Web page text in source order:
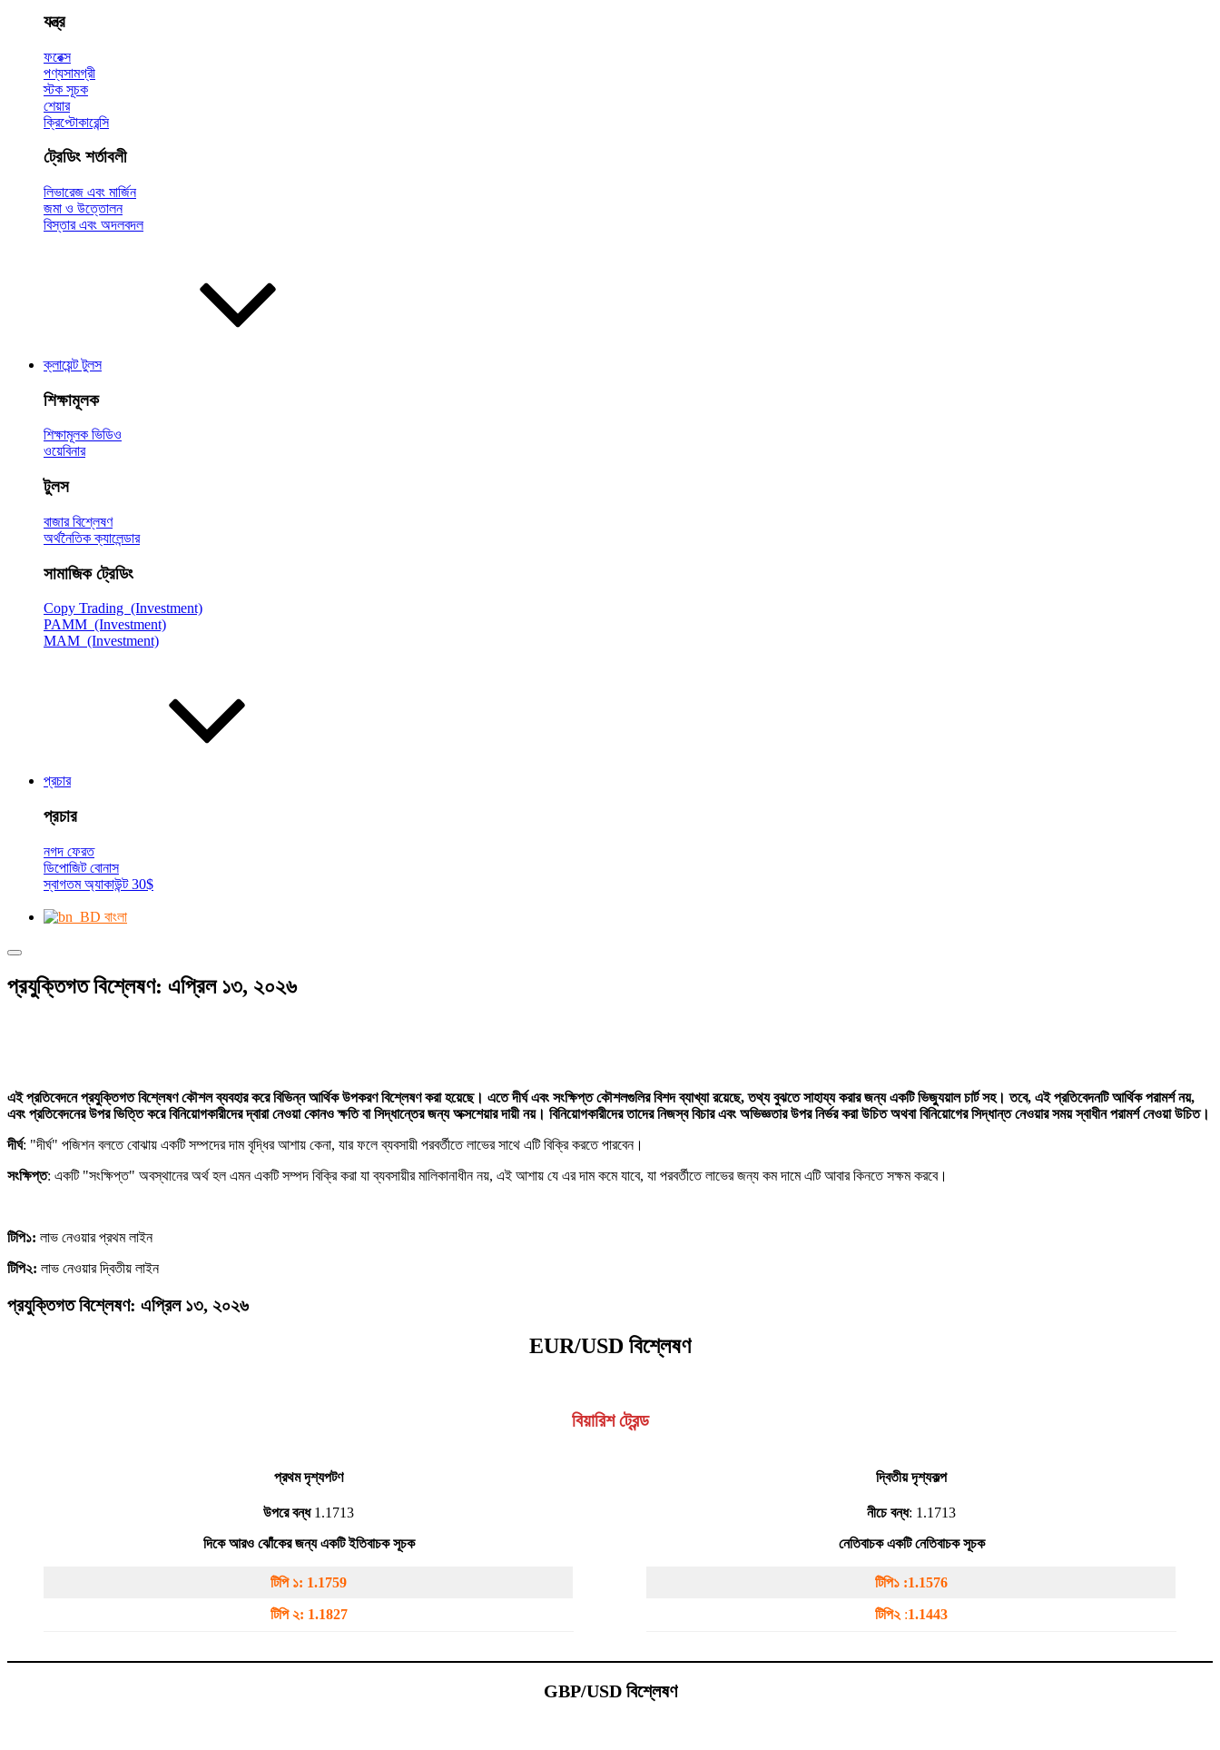
যন্ত্র
ফরেক্স
পণ্যসামগ্রী
স্টক সূচক
শেয়ার
ক্রিপ্টোকারেন্সি
ট্রেডিং শর্তাবলী
লিভারেজ এবং মার্জিন
জমা ও উত্তোলন
বিস্তার এবং অদলবদল
ক্লায়েন্ট টুলস
শিক্ষামূলক
শিক্ষামূলক ভিডিও
ওয়েবিনার
টুলস
বাজার বিশ্লেষণ
অর্থনৈতিক ক্যালেন্ডার
সামাজিক ট্রেডিং
Copy Trading (Investment)
PAMM (Investment)
MAM (Investment)
প্রচার
প্রচার
নগদ ফেরত
ডিপোজিট বোনাস
স্বাগতম অ্যাকাউন্ট 30$
বাংলা
প্রযুক্তিগত বিশ্লেষণ: এপ্রিল ১৩, ২০২৬
এই প্রতিবেদনে প্রযুক্তিগত বিশ্লেষণ কৌশল ব্যবহার করে বিভিন্ন আর্থিক উপকরণ বিশ্লেষণ করা হয়েছে। এতে দীর্ঘ এবং সংক্ষিপ্ত কৌশলগুলির বিশদ ব্যাখ্যা রয়েছে, তথ্য বুঝতে সাহায্য করার জন্য একটি ভিজ্যুয়াল চার্ট সহ। তবে, এই প্রতিবেদনটি আর্থিক পরামর্শ নয়,
এবং প্রতিবেদনের উপর ভিত্তি করে বিনিয়োগকারীদের দ্বারা নেওয়া কোনও ক্ষতি বা সিদ্ধান্তের জন্য অক্সশেয়ার দায়ী নয়। বিনিয়োগকারীদের তাদের নিজস্ব বিচার এবং অভিজ্ঞতার উপর নির্ভর করা উচিত অথবা বিনিয়োগের সিদ্ধান্ত নেওয়ার সময় স্বাধীন পরামর্শ নেওয়া উচিত।
দীর্ঘ: "দীর্ঘ" পজিশন বলতে বোঝায় একটি সম্পদের দাম বৃদ্ধির আশায় কেনা, যার ফলে ব্যবসায়ী পরবর্তীতে লাভের সাথে এটি বিক্রি করতে পারবেন।
সংক্ষিপ্ত: একটি "সংক্ষিপ্ত" অবস্থানের অর্থ হল এমন একটি সম্পদ বিক্রি করা যা ব্যবসায়ীর মালিকানাধীন নয়, এই আশায় যে এর দাম কমে যাবে, যা পরবর্তীতে লাভের জন্য কম দামে এটি আবার কিনতে সক্ষম করবে।
টিপি১: লাভ নেওয়ার প্রথম লাইন
টিপি২: লাভ নেওয়ার দ্বিতীয় লাইন
প্রযুক্তিগত বিশ্লেষণ: এপ্রিল ১৩, ২০২৬
EUR/USD বিশ্লেষণ
বিয়ারিশ ট্রেন্ড
প্রথম দৃশ্যপটণ
উপরে বন্ধ 1.1713
দিকে আরও ঝোঁকের জন্য একটি ইতিবাচক সূচক
টিপি ১: 1.1759
টিপি ২: 1.1827
দ্বিতীয় দৃশ্যকল্প
নীচে বন্ধ: 1.1713
নেতিবাচক একটি নেতিবাচক সূচক
টিপি১ :1.1576
টিপি২ :1.1443
GBP/USD বিশ্লেষণ